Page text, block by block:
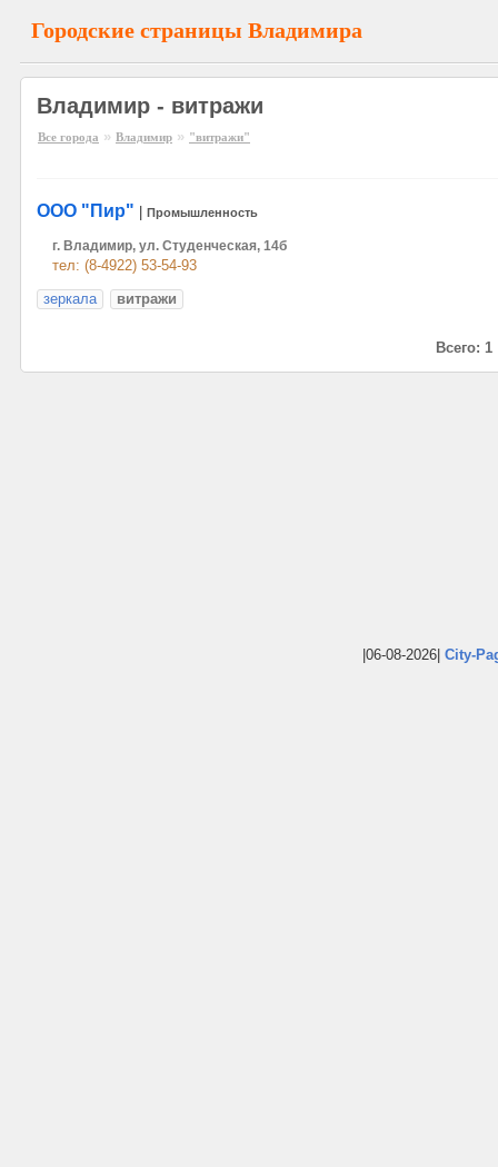
Городские страницы Владимира
Владимир - витражи
Все города » Владимир » "витражи"
ООО "Пир" Промышленность
г. Владимир, ул. Студенческая, 14б
тел: (8-4922) 53-54-93
зеркала
витражи
Всего: 1
|06-08-2026| City-